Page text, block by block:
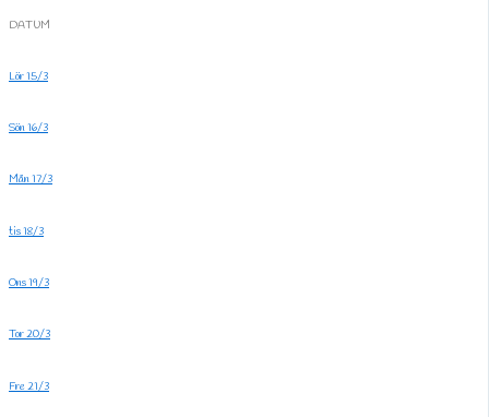
DATUM
Lör 15/3
Sön 16/3
Mån 17/3
tis 18/3
Ons 19/3
Tor 20/3
Fre 21/3